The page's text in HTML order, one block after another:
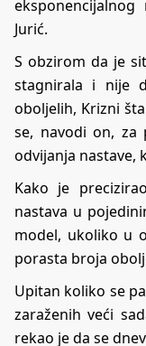
Jurić.
S obzirom da je
stagnirala i nije
oboljelih, Krizni
se, navodi on, za
odvijanja nastave,
Kako je
nastava u
model, ukoliko u
porasta broja
Upitan koliko se
zaraženih veći
rekao je da se